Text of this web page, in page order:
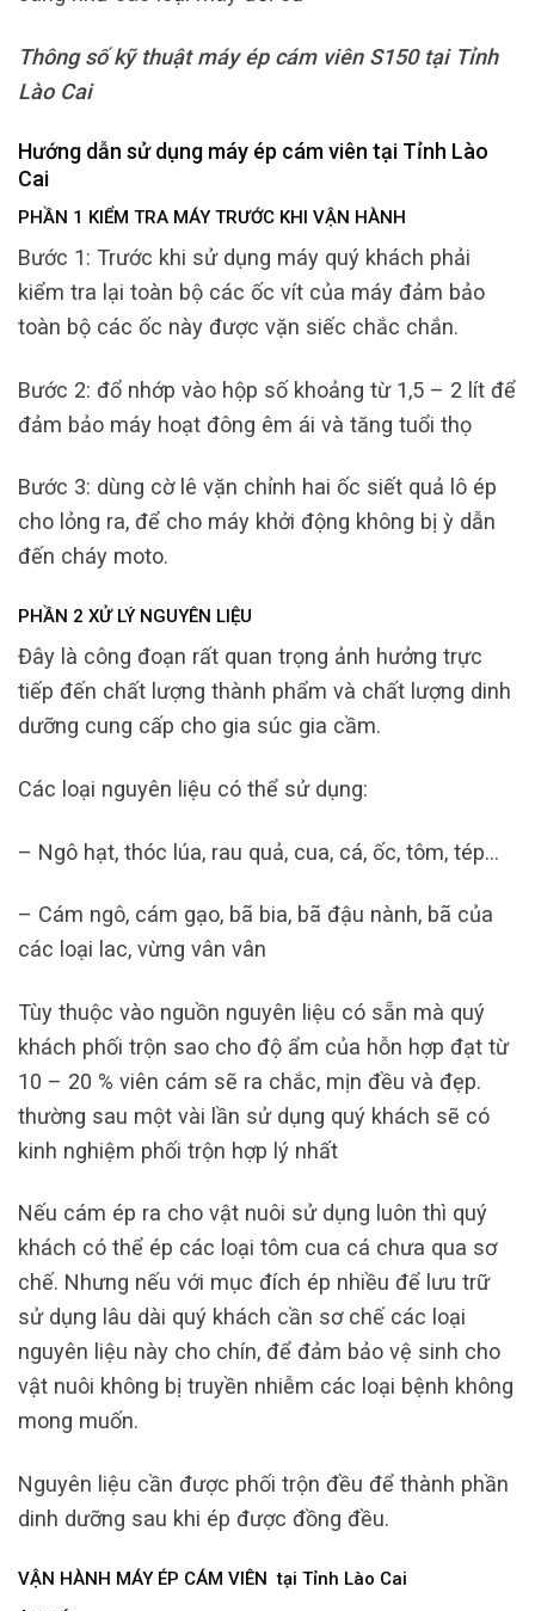
Thông số kỹ thuật máy ép cám viên S150 tại Tỉnh
Lào Cai
Hướng dẫn sử dụng máy ép cám viên tại Tỉnh Lào
Cai
PHẦN 1 KIỂM TRA MÁY TRƯỚC KHI VẬN HÀNH
Bước 1: Trước khi sử dụng máy quý khách phải
kiểm tra lại toàn bộ các ốc vít của máy đảm bảo
toàn bộ các ốc này được vặn siếc chắc chắn.
Bước 2: đổ nhớp vào hộp số khoảng từ 1,5 – 2 lít để
đảm bảo máy hoạt đông êm ái và tăng tuổi thọ
Bước 3: dùng cờ lê vặn chỉnh hai ốc siết quả lô ép
cho lỏng ra, để cho máy khởi động không bị ỳ dẫn
đến cháy moto.
PHẦN 2 XỬ LÝ NGUYÊN LIỆU
Đây là công đoạn rất quan trọng ảnh hưởng trực
tiếp đến chất lượng thành phẩm và chất lượng dinh
dưỡng cung cấp cho gia súc gia cầm.
Các loại nguyên liệu có thể sử dụng:
– Ngô hạt, thóc lúa, rau quả, cua, cá, ốc, tôm, tép…
– Cám ngô, cám gạo, bã bia, bã đậu nành, bã của
các loại lac, vừng vân vân
Tùy thuộc vào nguồn nguyên liệu có sẵn mà quý
khách phối trộn sao cho độ ẩm của hỗn hợp đạt từ
10 – 20 % viên cám sẽ ra chắc, mịn đều và đẹp.
thường sau một vài lần sử dụng quý khách sẽ có
kinh nghiệm phối trộn hợp lý nhất
Nếu cám ép ra cho vật nuôi sử dụng luôn thì quý
khách có thể ép các loại tôm cua cá chưa qua sơ
chế. Nhưng nếu với mục đích ép nhiều để lưu trữ
sử dụng lâu dài quý khách cần sơ chế các loại
nguyên liệu này cho chín, để đảm bảo vệ sinh cho
vật nuôi không bị truyền nhiễm các loại bệnh không
mong muốn.
Nguyên liệu cần được phối trộn đều để thành phần
dinh dưỡng sau khi ép được đồng đều.
VẬN HÀNH MÁY ÉP CÁM VIÊN tại Tỉnh Lào Cai